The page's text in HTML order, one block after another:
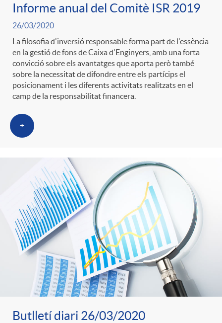
Informe anual del Comitè ISR 2019
26/03/2020
La filosofia d'inversió responsable forma part de l'essència
en la gestió de fons de Caixa d'Enginyers, amb una forta
convicció sobre els avantatges que aporta però també
sobre la necessitat de difondre entre els partícips el
posicionament i les diferents activitats realitzats en el
camp de la responsabilitat financera.
+
Butlletí diari 26/03/2020